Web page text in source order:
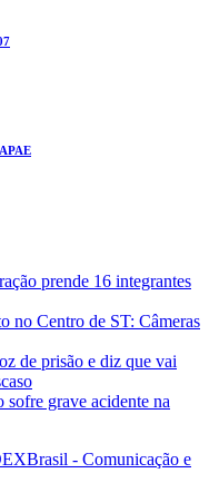
prende 16 integrantes
no Centro de ST: Câmeras
de prisão e diz que vai
sofre grave acidente na
- Comunicação e